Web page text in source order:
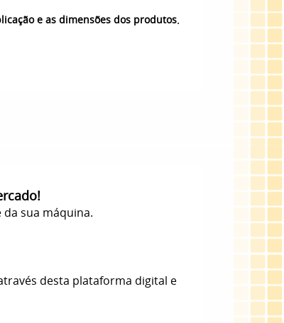
e as dimensões dos produtos.
sua máquina.
desta plataforma digital e